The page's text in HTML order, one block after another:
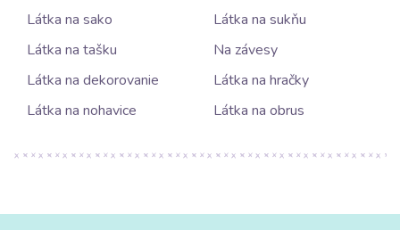
Látka na sako
Látka na sukňu
Látka na tašku
Na závesy
Látka na dekorovanie
Látka na hračky
Látka na nohavice
Látka na obrus